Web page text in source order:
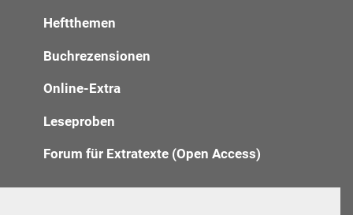
Heftthemen
Buchrezensionen
Online-Extra
Leseproben
Forum für Extratexte (Open Access)